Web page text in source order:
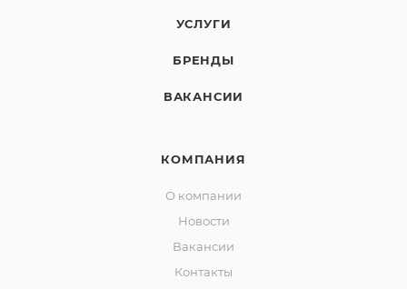
УСЛУГИ
БРЕНДЫ
ВАКАНСИИ
КОМПАНИЯ
О компании
Новости
Вакансии
Контакты